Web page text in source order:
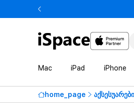
Mac iPad iPhone
home_page აქსესუარები